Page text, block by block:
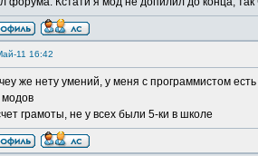
11 16:42
же нету умений, у меня с программистом
модов
грамоты, не у всех были 5-ки в школе